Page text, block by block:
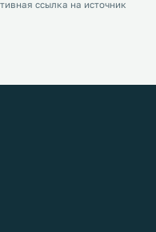
ссылка на источник